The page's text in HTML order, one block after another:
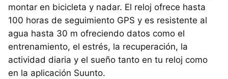
montar en bicicleta y nadar. El reloj ofrece hasta
100 horas de seguimiento GPS y es resistente al
agua hasta 30 m ofreciendo datos como el
entrenamiento, el estrés, la recuperación, la
actividad diaria y el sueño tanto en tu reloj como
en la aplicación Suunto.